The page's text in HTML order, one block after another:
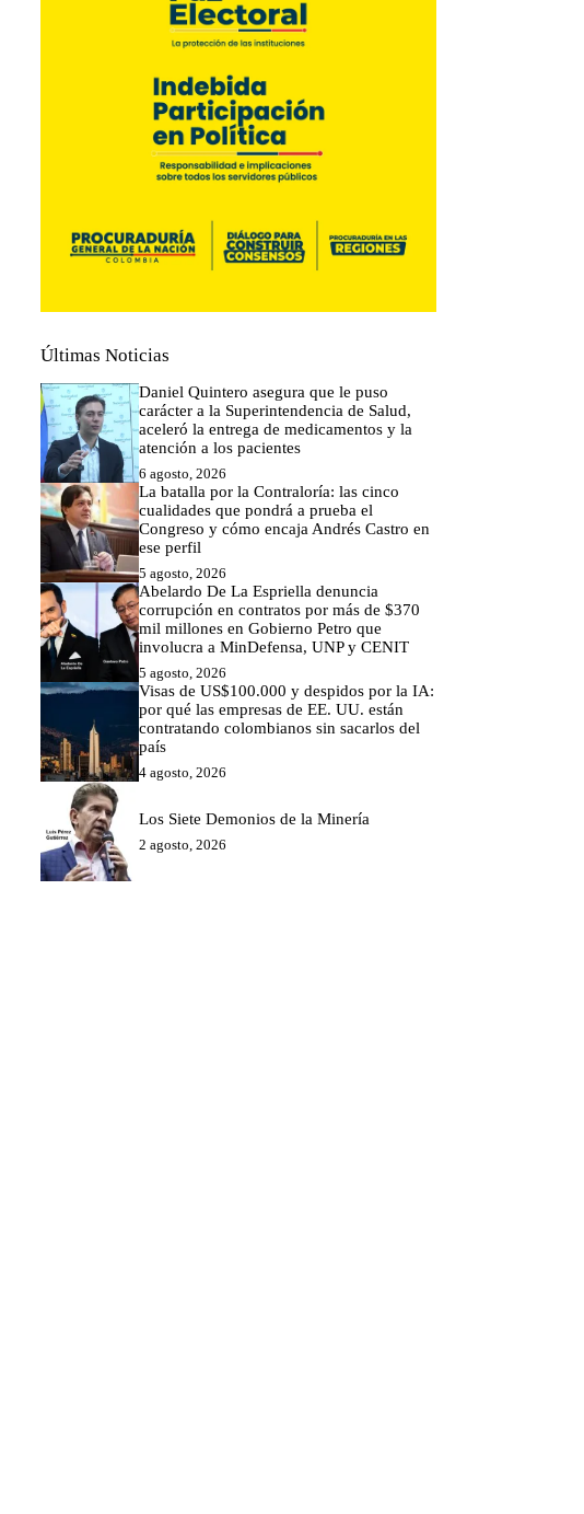
Últimas Noticias
Daniel Quintero asegura que le puso
carácter a la Superintendencia de Salud,
aceleró la entrega de medicamentos y la
atención a los pacientes
6 agosto, 2026
La batalla por la Contraloría: las cinco
cualidades que pondrá a prueba el
Congreso y cómo encaja Andrés Castro en
ese perfil
5 agosto, 2026
Abelardo De La Espriella denuncia
corrupción en contratos por más de $370
mil millones en Gobierno Petro que
involucra a MinDefensa, UNP y CENIT
5 agosto, 2026
Visas de US$100.000 y despidos por la IA:
por qué las empresas de EE. UU. están
contratando colombianos sin sacarlos del
país
4 agosto, 2026
Los Siete Demonios de la Minería
2 agosto, 2026